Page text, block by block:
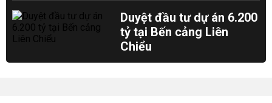
Duyệt đầu tư dự án 6.200
tỷ tại Bến cảng Liên
Chiểu